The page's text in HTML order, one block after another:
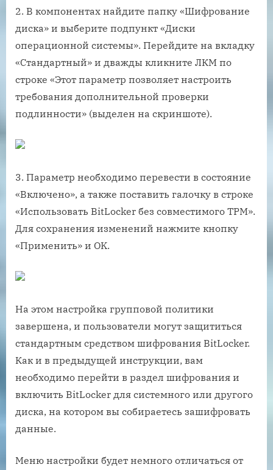
2. В компонентах найдите папку «Шифрование
диска» и выберите подпункт «Диски
операционной системы». Перейдите на вкладку
«Стандартный» и дважды кликните ЛКМ по
строке «Этот параметр позволяет настроить
требования дополнительной проверки
подлинности» (выделен на скриншоте).
3. Параметр необходимо перевести в состояние
«Включено», а также поставить галочку в строке
«Использовать BitLocker без совместимого TPM».
Для сохранения изменений нажмите кнопку
«Применить» и OK.
На этом настройка групповой политики
завершена, и пользователи могут защититься
стандартным средством шифрования BitLocker.
Как и в предыдущей инструкции, вам
необходимо перейти в раздел шифрования и
включить BitLocker для системного или другого
диска, на котором вы собираетесь зашифровать
данные.
Меню настройки будет немного отличаться от